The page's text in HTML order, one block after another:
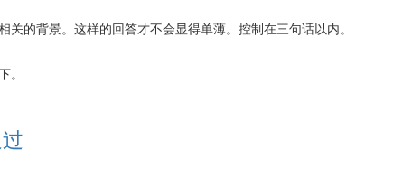
的背景。这样的回答才不会显得单薄。控制在三句话以内。
。